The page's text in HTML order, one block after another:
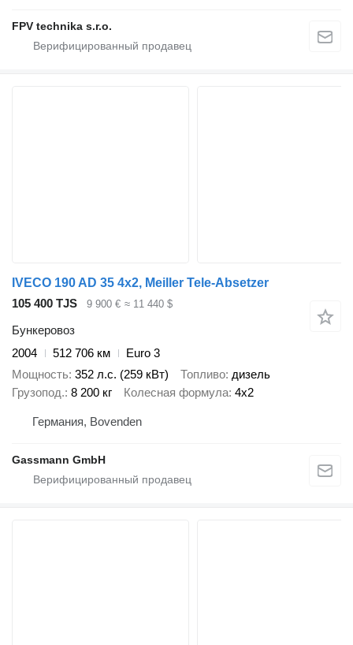
FPV technika s.r.o.
IVECO 190 AD 35 4x2, Meiller Tele-Absetzer
105 400 TJS
9 900 € ≈ 11 440 $
Бункеровоз
2004
512 706 км
Euro 3
Мощность 352 л.с. (259 кВт) Топливо дизель
Грузопод. 8 200 кг Колесная формула 4x2
Германия, Bovenden
Gassmann GmbH